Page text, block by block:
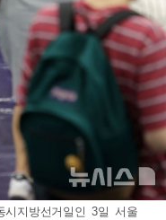
지방선거일인 3일 서울